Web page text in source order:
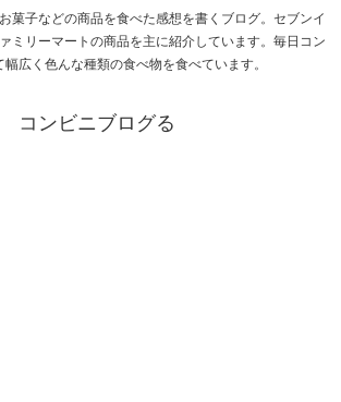
菓子などの商品を食べた感想を書くブログ。セブンイ
ミリーマートの商品を主に紹介しています。毎日コン
幅広く色んな種類の食べ物を食べています。
コンビニブログる